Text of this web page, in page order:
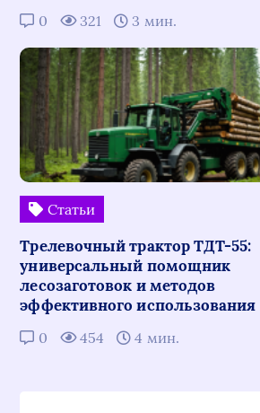
0 321 3 мин.
Статьи
Трелевочный трактор ТДТ-55:
универсальный помощник
лесозаготовок и методов
эффективного использования
0 454 4 мин.